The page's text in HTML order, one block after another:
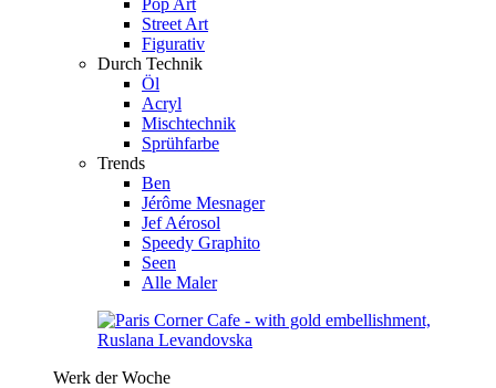
Street Art
Figurativ
Durch Technik
Öl
Acryl
Mischtechnik
Sprühfarbe
Trends
Ben
Jérôme Mesnager
Jef Aérosol
Speedy Graphito
Seen
Alle Maler
Werk der Woche